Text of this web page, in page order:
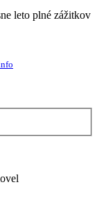
leto plné zážitkov